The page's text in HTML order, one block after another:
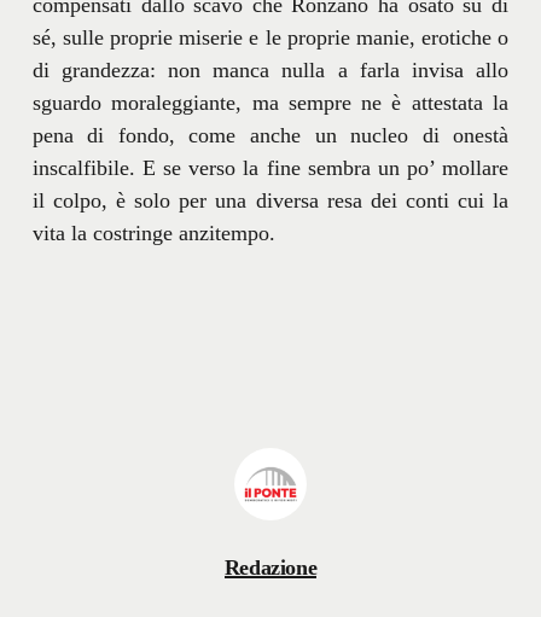
sé, sulle proprie miserie e le proprie manie, erotiche o
di grandezza: non manca nulla a farla invisa allo
sguardo moraleggiante, ma sempre ne è attestata la
pena di fondo, come anche un nucleo di onestà
inscalfibile. E se verso la fine sembra un po’ mollare
il colpo, è solo per una diversa resa dei conti cui la
vita la costringe anzitempo.
Redazione